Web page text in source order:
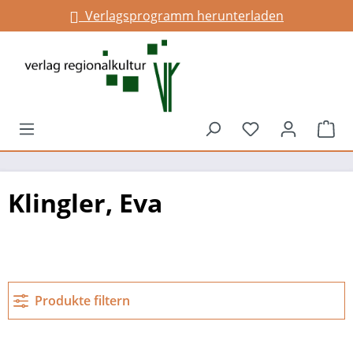
springenVerlagsprogramm herunterladen
Du hast 0
Klingler, Eva
Produkte filtern